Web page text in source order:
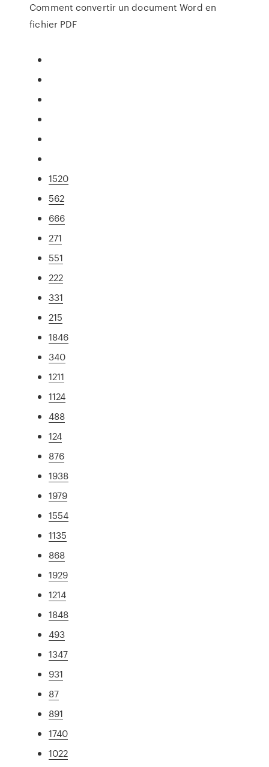
Comment convertir un document Word en
fichier PDF
1520
562
666
271
551
222
331
215
1846
340
1211
1124
488
124
876
1938
1979
1554
1135
868
1929
1214
1848
493
1347
931
87
891
1740
1022